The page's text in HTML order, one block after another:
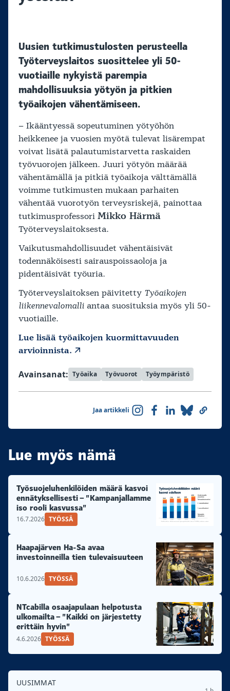
Uusien tutkimustulosten perusteella
Työterveyslaitos suosittelee yli 50-
vuotiaille nykyistä parempia
mahdollisuuksia yötyön ja pitkien
työaikojen vähentämiseen.
– Ikääntyessä sopeutuminen yötyöhön
heikkenee ja vuosien myötä tulevat lisärempat
voivat lisätä palautumistarvetta raskaiden
työvuorojen jälkeen. Juuri yötyön määrää
vähentämällä ja pitkiä työaikoja välttämällä
voimme tutkimusten mukaan parhaiten
vähentää vuorotyön terveysriskejä, painottaa
tutkimusprofessori Mikko Härmä
Työterveyslaitoksesta.
Vaikutusmahdollisuudet vähentäisivät
todennäköisesti sairauspoissaoloja ja
pidentäisivät työuria.
Työterveyslaitoksen päivitetty Työaikojen
liikennevalomalli antaa suosituksia myös yli 50-
vuotiaille.
Lue lisää työaikojen kuormittavuuden
arvioinnista.
Avainsanat: Työaika Työvuorot Työympäristö
Jaa artikkeli
Lue myös nämä
Työsuojeluhenkilöiden määrä kasvoi
ennätyksellisesti – ”Kampanjallamme
iso rooli kasvussa”
16.7.2026 TYÖSSÄ
Haapajärven Ha-Sa avaa
investoinneilla tien tulevaisuuteen
10.6.2026 TYÖSSÄ
NTcabilla osaajapulaan helpotusta
ulkomailta – ”Kaikki on järjestetty
erittäin hyvin”
4.6.2026 TYÖSSÄ
UUSIMMAT